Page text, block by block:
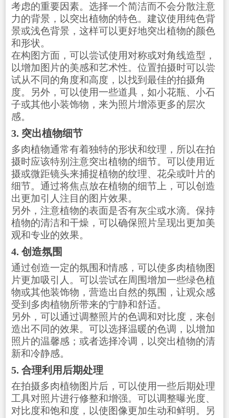
考虑的重要因素。选择一个简洁而不会分散注意
力的背景，以突出植物的特色。建议使用纯色背
景或浅色背景，这样可以更好地突出植物的颜色
和形状。
在构图方面，可以尝试使用对称或对角线造型，
以增加图片的美感和艺术性。位置拍摄时可以尝
试从不同的角度和高度，以找到最佳的拍摄角
度。另外，可以使用一些道具，如小花瓶、小石
子或其他小装饰物，来为照片增添更多的层次
感。
3. 突出植物细节
多肉植物通常有着独特的形状和纹理，所以在拍
摄时应该特别注意突出植物的细节。可以使用近
摄或微距镜头来捕捉植物的纹理、花朵或叶片的
细节。通过将焦点放在植物的细节上，可以创造
出更加引人注目的图片效果。
另外，注意植物的表面是否有灰尘或水滴。保持
植物的清洁和干燥，可以确保照片呈现出更加美
观和专业的效果。
4. 创造氛围
通过创造一定的氛围和情感，可以使多肉植物图
片更加吸引人。可以尝试在周围增加一些绿色植
物或其他装饰物，营造出自然的氛围，让观众感
受到多肉植物所带来的宁静和舒适。
另外，可以通过调整照片的色调和对比度，来创
造出不同的效果。可以选择温暖的色调，以增加
照片的温馨感；或者选择冷调，以突出植物的清
新和冷静感。
5. 合理利用后期处理
在拍摄多肉植物图片后，可以使用一些后期处理
工具对照片进行修整和增强。可以调整曝光度、
对比度和饱和度，以使图像更加生动和鲜明。另